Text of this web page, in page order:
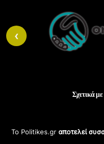
Σχετικά
Το Politikes.grαποτελεί
‹